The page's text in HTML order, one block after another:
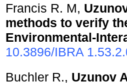
Francis R. M,
methods to verify
Environmental-
10.3896/IBRA
Buchler R., Uzunov